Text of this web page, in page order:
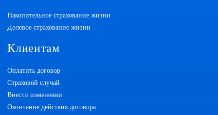
Накопительное страхование жизни
Долевое страхование жизни
Клиентам
Оплатить договор
Страховой случай
Внести изменения
Окончание действия договора